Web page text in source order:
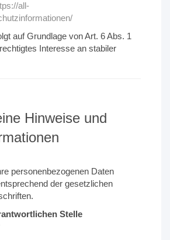
all-
auf Grundlage von Art. 6 Abs. 1
Interesse an stabiler
Hinweise und
personenbezogenen Daten
der gesetzlichen
Stelle